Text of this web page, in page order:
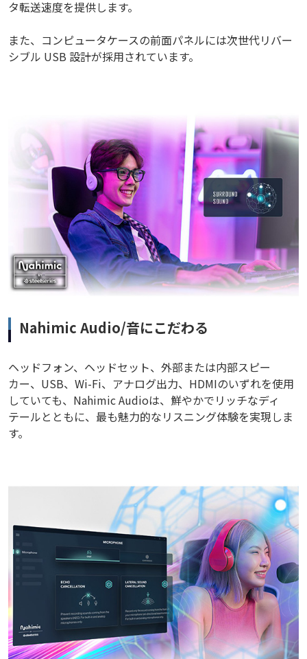
タ転送速度を提供します。
また、コンピュータケースの前面パネルには次世代リバー
シブル USB 設計が採用されています。
Nahimic Audio/音にこだわる
ヘッドフォン、ヘッドセット、外部または内部スピー
カー、USB、Wi-Fi、アナログ出力、HDMIのいずれを使用
していても、Nahimic Audioは、鮮やかでリッチなディ
テールとともに、最も魅力的なリスニング体験を実現しま
す。